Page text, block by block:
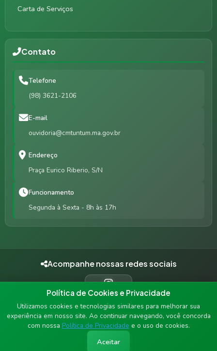
Política de Cookies e Privacidade
Utilizamos cookies e tecnologias similares para melhorar sua
experiência em nosso site. Ao continuar navegando, você concorda
com nossa Política de Privacidade e o uso de cookies.
Aceitar
Carta de Serviços
Contato
Telefone
(98) 3621-2106
E-mail
ouvidoria@cmtuntum.ma.gov.br
Endereço
Praça Eurico Riberio, S/N
Funcionamento
Segunda à Sexta - 8h às 17h
Acompanhe nossas redes sociais
INSTAGRAM
© 2026 Câmara Municipal de Tumtum - MA. Todos os direitos
reservados.